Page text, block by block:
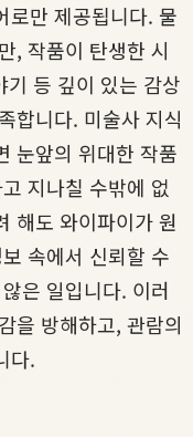
로만 제공됩니다. 물
, 작품이 탄생한 시
등 깊이 있는 감상
합니다. 미술사 지식
눈앞의 위대한 작품
지나칠 수밖에 없
해도 와이파이가 원
속에서 신뢰할 수
은 일입니다. 이러
을 방해하고, 관람의
다.